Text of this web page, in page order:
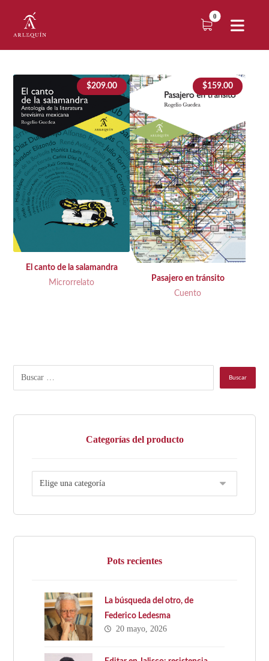
El canto de la salamandra
Microrrelato
$209.00
Pasajero en tránsito
Cuento
$159.00
Categorías del producto
Pots recientes
La búsqueda del otro, de
Federico Ledesma
20 mayo, 2026